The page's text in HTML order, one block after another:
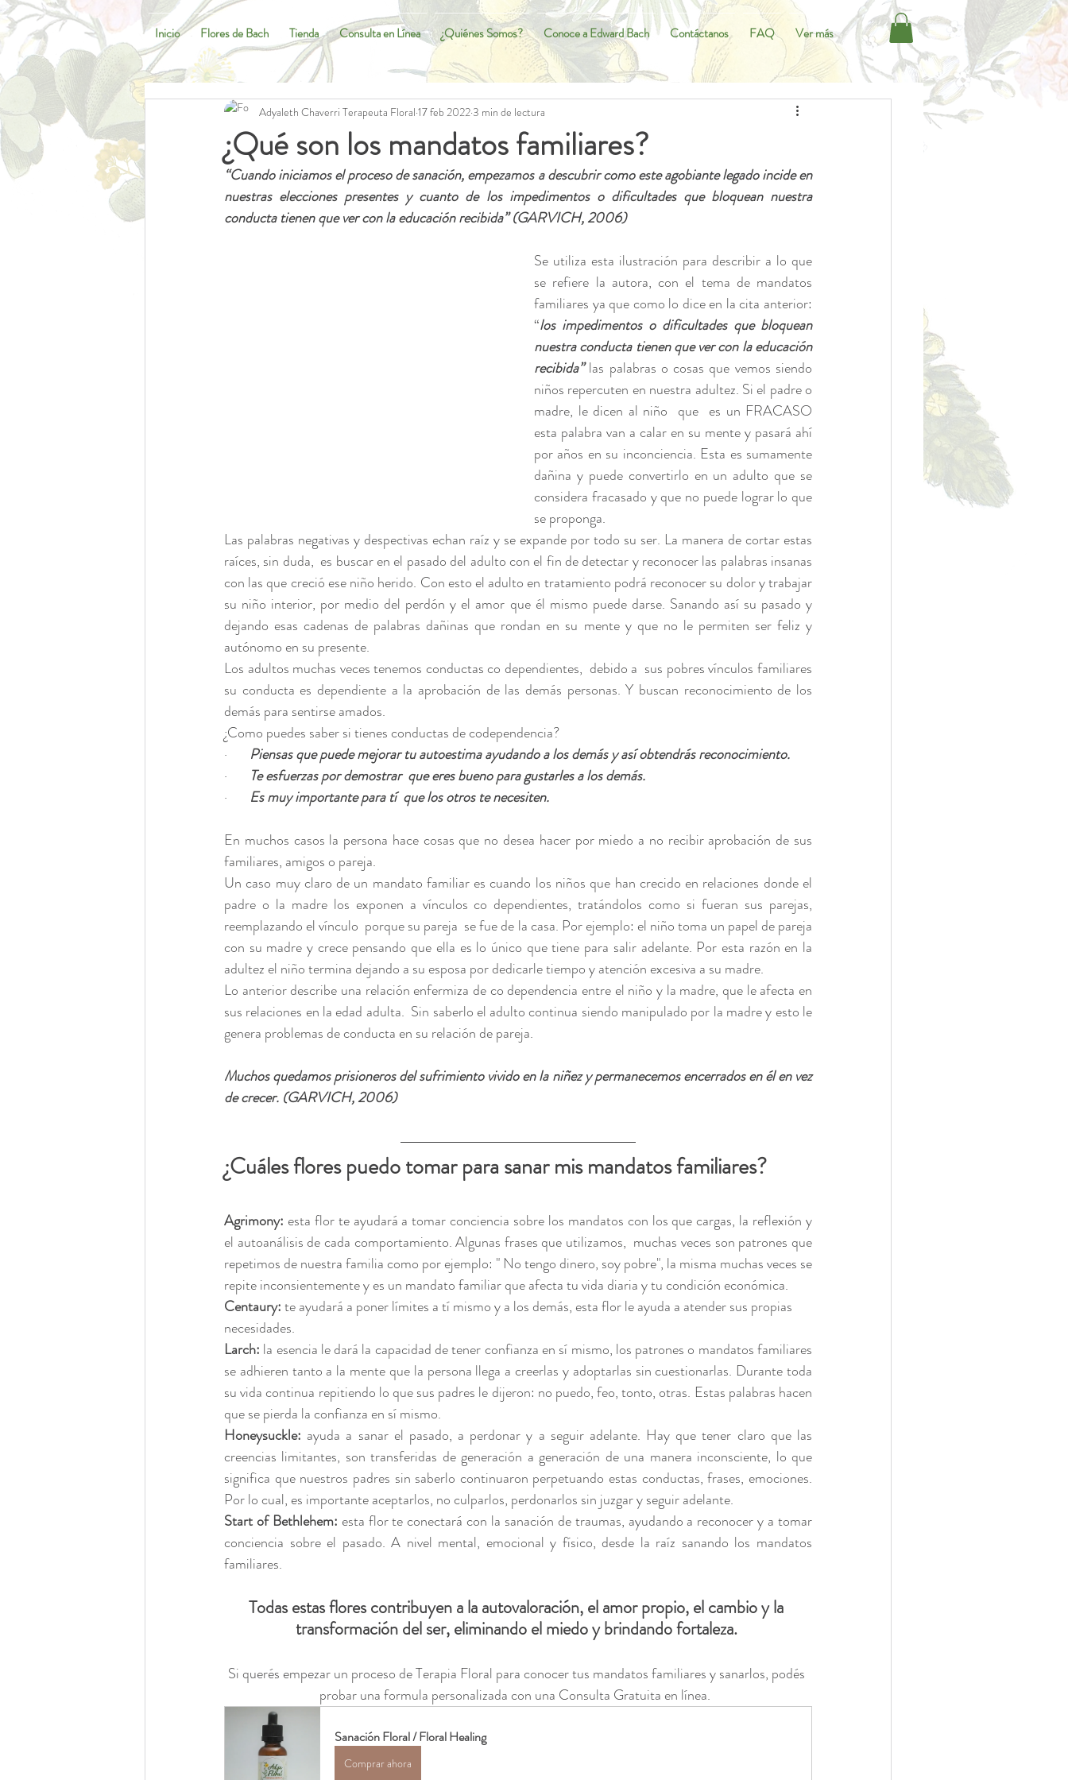
Inicio Flores de Bach Tienda Consulta en Línea ¿Quiénes Somos? Conoce a Edward Bach Contáctanos FAQ Ver más
¿Qué son los mandatos familiares?
Adyaleth Chaverri Terapeuta Floral 17 feb 20223 min de lectura
“Cuando iniciamos el proceso de sanación, empezamos a descubrir como este agobiante legado incide en
nuestras elecciones presentes y cuanto de los impedimentos o dificultades que bloquean nuestra
conducta tienen que ver con la educación recibida” (GARVICH, 2006)
Se utiliza esta ilustración para describir a lo que
se refiere la autora, con el tema de mandatos
familiares ya que como lo dice en la cita anterior:
“los impedimentos o dificultades que bloquean
nuestra conducta tienen que ver con la educación
recibida” las palabras o cosas que vemos siendo
niños repercuten en nuestra adultez. Si el padre o
madre, le dicen al niño  que  es un FRACASO
esta palabra van a calar en su mente y pasará ahí
por años en su inconciencia. Esta es sumamente
dañina y puede convertirlo en un adulto que se
considera fracasado y que no puede lograr lo que
se proponga.
Las palabras negativas y despectivas echan raíz y se expande por todo su ser. La manera de cortar estas
raíces, sin duda,  es buscar en el pasado del adulto con el fin de detectar y reconocer las palabras insanas
con las que creció ese niño herido. Con esto el adulto en tratamiento podrá reconocer su dolor y trabajar
su niño interior, por medio del perdón y el amor que él mismo puede darse. Sanando así su pasado y
dejando esas cadenas de palabras dañinas que rondan en su mente y que no le permiten ser feliz y
autónomo en su presente.
Los adultos muchas veces tenemos conductas co dependientes,  debido a  sus pobres vínculos familiares
su conducta es dependiente a la aprobación de las demás personas. Y buscan reconocimiento de los
demás para sentirse amados.
¿Como puedes saber si tienes conductas de codependencia?
· Piensas que puede mejorar tu autoestima ayudando a los demás y así obtendrás reconocimiento.
·
Te esfuerzas por demostrar  que eres bueno para gustarles a los demás.
· Es muy importante para tí  que los otros te necesiten.
En muchos casos la persona hace cosas que no desea hacer por miedo a no recibir aprobación de sus
familiares, amigos o pareja.
Un caso muy claro de un mandato familiar es cuando los niños que han crecido en relaciones donde el
padre o la madre los exponen a vínculos co dependientes, tratándolos como si fueran sus parejas,
reemplazando el vínculo  porque su pareja  se fue de la casa. Por ejemplo: el niño toma un papel de pareja
con su madre y crece pensando que ella es lo único que tiene para salir adelante. Por esta razón en la
adultez el niño termina dejando a su esposa por dedicarle tiempo y atención excesiva a su madre.
Lo anterior describe una relación enfermiza de co dependencia entre el niño y la madre, que le afecta en
sus relaciones en la edad adulta.  Sin saberlo el adulto continua siendo manipulado por la madre y esto le
genera problemas de conducta en su relación de pareja.
Muchos quedamos prisioneros del sufrimiento vivido en la niñez y permanecemos encerrados en él en vez
de crecer. (GARVICH, 2006)
¿Cuáles flores puedo tomar para sanar mis mandatos familiares?
Agrimony: esta flor te ayudará a tomar conciencia sobre los mandatos con los que cargas, la reflexión y
el autoanálisis de cada comportamiento. Algunas frases que utilizamos,  muchas veces son patrones que
repetimos de nuestra familia como por ejemplo: " No tengo dinero, soy pobre", la misma muchas veces se
repite inconsientemente y es un mandato familiar que afecta tu vida diaria y tu condición económica.
Centaury: te ayudará a poner límites a tí mismo y a los demás, esta flor le ayuda a atender sus propias
necesidades.
Larch: la esencia le dará la capacidad de tener confianza en sí mismo, los patrones o mandatos familiares
se adhieren tanto a la mente que la persona llega a creerlas y adoptarlas sin cuestionarlas. Durante toda
su vida continua repitiendo lo que sus padres le dijeron: no puedo, feo, tonto, otras. Estas palabras hacen
que se pierda la confianza en sí mismo.
Honeysuckle: ayuda a sanar el pasado, a perdonar y a seguir adelante. Hay que tener claro que las
creencias limitantes, son transferidas de generación a generación de una manera inconsciente, lo que
significa que nuestros padres sin saberlo continuaron perpetuando estas conductas, frases, emociones.
Por lo cual, es importante aceptarlos, no culparlos, perdonarlos sin juzgar y seguir adelante.
Start of Bethlehem: esta flor te conectará con la sanación de traumas, ayudando a reconocer y a tomar
conciencia sobre el pasado. A nivel mental, emocional y físico, desde la raíz sanando los mandatos
familiares.
Todas estas flores contribuyen a la autovaloración, el amor propio, el cambio y la
transformación del ser, eliminando el miedo y brindando fortaleza.
Si querés empezar un proceso de Terapia Floral para conocer tus mandatos familiares y sanarlos, podés
probar una formula personalizada con una Consulta Gratuita en línea.
Sanación Floral / Floral Healing
Comprar ahora